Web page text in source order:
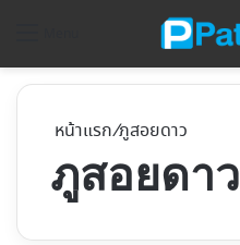
หน้าแรก/ภูสอยดาว
ภูสอยดาว